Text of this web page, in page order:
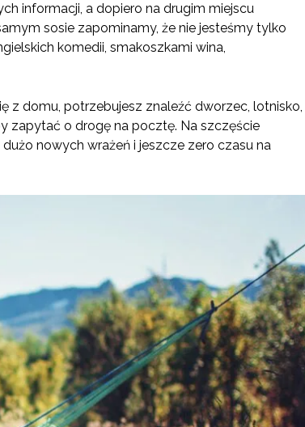
informacji, a dopiero na drugim miejscu
sosie zapominamy, że nie jesteśmy tylko
komedii, smakoszkami wina,
z domu, potrzebujesz znaleźć dworzec, lotnisko,
zapytać o drogę na pocztę. Na szczęście
nowych wrażeń i jeszcze zero czasu na